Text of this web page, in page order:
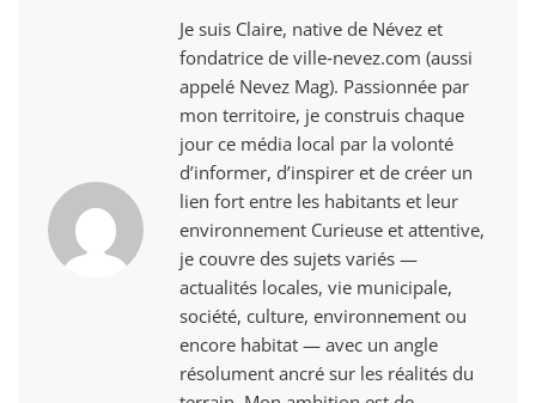
Je suis Claire, native de Névez et
fondatrice de ville‑nevez.com (aussi
appelé Nevez Mag). Passionnée par
mon territoire, je construis chaque
jour ce média local par la volonté
d’informer, d’inspirer et de créer un
lien fort entre les habitants et leur
environnement Curieuse et attentive,
je couvre des sujets variés —
actualités locales, vie municipale,
société, culture, environnement ou
encore habitat — avec un angle
résolument ancré sur les réalités du